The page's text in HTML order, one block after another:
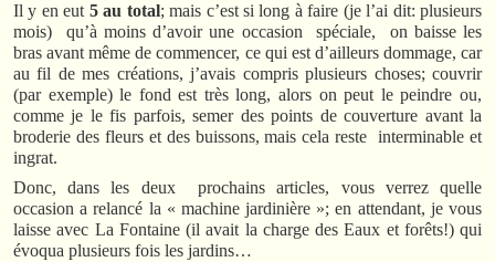
Il y en eut 5 au total; mais c’est si long à faire (je l’ai dit: plusieurs
mois) qu’à moins d’avoir une occasion spéciale, on baisse les
bras avant même de commencer, ce qui est d’ailleurs dommage, car
au fil de mes créations, j’avais compris plusieurs choses; couvrir
(par exemple) le fond est très long, alors on peut le peindre ou,
comme je le fis parfois, semer des points de couverture avant la
broderie des fleurs et des buissons, mais cela reste interminable et
ingrat.
Donc, dans les deux prochains articles, vous verrez quelle
occasion a relancé la « machine jardinière »; en attendant, je vous
laisse avec La Fontaine (il avait la charge des Eaux et forêts!) qui
évoqua plusieurs fois les jardins…